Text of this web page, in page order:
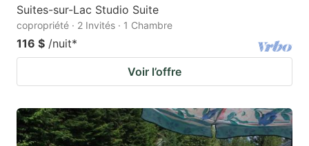
Suites-sur-Lac Studio Suite
copropriété · 2 Invités · 1 Chambre
116 $ /nuit*
Voir l’offre